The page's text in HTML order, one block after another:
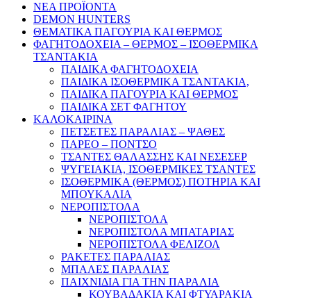
ΝΕΑ ΠΡΟΪΟΝΤΑ
DEMON HUNTERS
ΘΕΜΑΤΙΚΑ ΠΑΓΟΥΡΙΑ ΚΑΙ ΘΕΡΜΟΣ
ΦΑΓΗΤΟΔΟΧΕΙΑ – ΘΕΡΜΟΣ – ΙΣΟΘΕΡΜΙΚΑ
ΤΣΑΝΤΑΚΙΑ
ΠΑΙΔΙΚΑ ΦΑΓΗΤΟΔΟΧΕΙΑ
ΠΑΙΔΙΚΑ ΙΣΟΘΕΡΜΙΚΑ ΤΣΑΝΤΑΚΙΑ,
ΠΑΙΔΙΚΑ ΠΑΓΟΥΡΙΑ ΚΑΙ ΘΕΡΜΟΣ
ΠΑΙΔΙΚΑ ΣΕΤ ΦΑΓΗΤΟΥ
ΚΑΛΟΚΑΙΡΙΝΑ
ΠΕΤΣΕΤΕΣ ΠΑΡΑΛΙΑΣ – ΨΑΘΕΣ
ΠΑΡΕΟ – ΠΟΝΤΣΟ
ΤΣΑΝΤΕΣ ΘΑΛΑΣΣΗΣ ΚΑΙ ΝΕΣΕΣΕΡ
ΨΥΓΕΙΑΚΙΑ, ΙΣΟΘΕΡΜΙΚΕΣ ΤΣΑΝΤΕΣ
ΙΣΟΘΕΡΜΙΚΑ (ΘΕΡΜΟΣ) ΠΟΤΗΡΙΑ ΚΑΙ
ΜΠΟΥΚΑΛΙΑ
ΝΕΡΟΠΙΣΤΟΛΑ
ΝΕΡΟΠΙΣΤΟΛΑ
ΝΕΡΟΠΙΣΤΟΛΑ ΜΠΑΤΑΡΙΑΣ
ΝΕΡΟΠΙΣΤΟΛΑ ΦΕΛΙΖΟΛ
ΡΑΚΕΤΕΣ ΠΑΡΑΛΙΑΣ
ΜΠΑΛΕΣ ΠΑΡΑΛΙΑΣ
ΠΑΙΧΝΙΔΙΑ ΓΙΑ ΤΗΝ ΠΑΡΑΛΙΑ
ΚΟΥΒΑΔΑΚΙΑ ΚΑΙ ΦΤΥΑΡΑΚΙΑ